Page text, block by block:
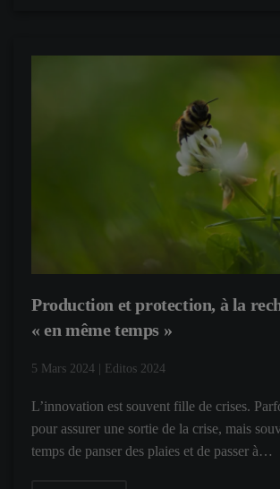
Production et protection, à la
« en même temps »
5 Mars 2024 Editos 2024
L’innovation est souvent fille de crises.
pour assurer une sortie de la crise, mais
temps de panser des plaies et de passer à…